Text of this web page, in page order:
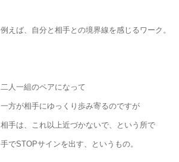
例えば、自分と相手との境界線を感じるワーク。
二人一組のペアになって
一方が相手にゆっくり歩み寄るのですが
相手は、これ以上近づかないで、という所で
手でSTOPサインを出す、というもの。